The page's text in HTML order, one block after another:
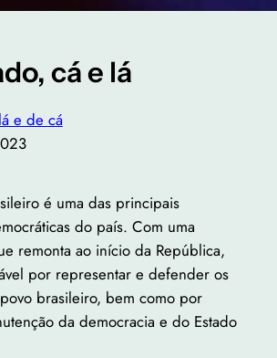
cá e lá
e de cá
é uma das principais
do país. Com uma
remonta ao início da República,
por representar e defender os
brasileiro, bem como por
da democracia e do Estado